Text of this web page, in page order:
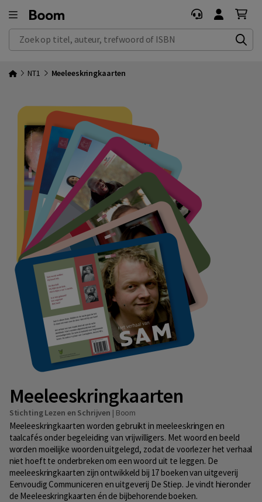
Zoek op titel, auteur, trefwoord of ISBN
NT1 Meeleeskringkaarten
Meeleeskringkaarten
Stichting Lezen en Schrijven | Boom
Meeleeskringkaarten worden gebruikt in meeleeskringen en
taalcafés onder begeleiding van vrijwilligers. Met woord en beeld
worden moeilijke woorden uitgelegd, zodat de voorlezer het verhaal
niet hoeft te onderbreken om een woord uit te leggen. De
meeleeskringkaarten zijn ontwikkeld bij 17 boeken van uitgeverij
Eenvoudig Communiceren en uitgeverij De Stiep. Je vindt hieronder
de Meeleeskringkaarten én de bijbehorende boeken.